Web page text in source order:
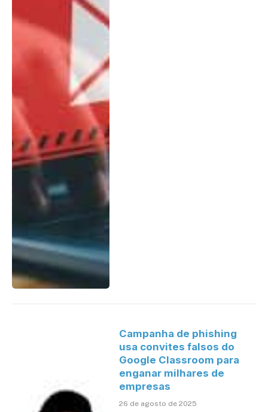
Campanha de phishing
usa convites falsos do
Google Classroom para
enganar milhares de
empresas
26 de agosto de 2025